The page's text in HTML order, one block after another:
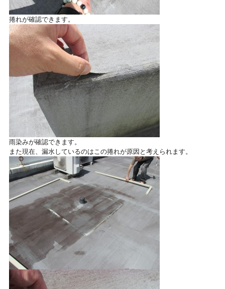
捲れが確認できます。
雨染みが確認できます。
また現在、漏水しているのはこの捲れが原因と考えられます。